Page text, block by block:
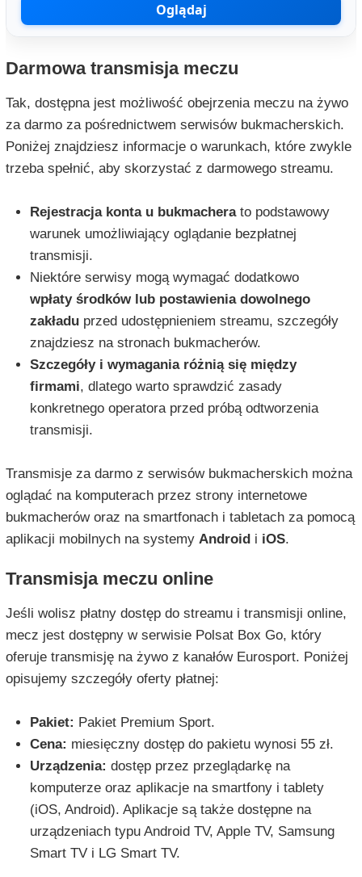
Oglądaj
Darmowa transmisja meczu
Tak, dostępna jest możliwość obejrzenia meczu na żywo
za darmo za pośrednictwem serwisów bukmacherskich.
Poniżej znajdziesz informacje o warunkach, które zwykle
trzeba spełnić, aby skorzystać z darmowego streamu.
Rejestracja konta u bukmacherato podstawowy
warunek umożliwiający oglądanie bezpłatnej
transmisji.
Niektóre serwisy mogą wymagać dodatkowo
wpłaty środków lub postawienia dowolnego
zakładuprzed udostępnieniem streamu, szczegóły
znajdziesz na stronach bukmacherów.
Szczegóły i wymagania różnią się między
firmami, dlatego warto sprawdzić zasady
konkretnego operatora przed próbą odtworzenia
transmisji.
Transmisje za darmo z serwisów bukmacherskich można
oglądać na komputerach przez strony internetowe
bukmacherów oraz na smartfonach i tabletach za pomocą
aplikacji mobilnych na systemy Android i iOS.
Transmisja meczu online
Jeśli wolisz płatny dostęp do streamu i transmisji online,
mecz jest dostępny w serwisie Polsat Box Go, który
oferuje transmisję na żywo z kanałów Eurosport. Poniżej
opisujemy szczegóły oferty płatnej:
Pakiet: Pakiet Premium Sport.
Cena: miesięczny dostęp do pakietu wynosi 55 zł.
Urządzenia: dostęp przez przeglądarkę na
komputerze oraz aplikacje na smartfony i tablety
(iOS, Android). Aplikacje są także dostępne na
urządzeniach typu Android TV, Apple TV, Samsung
Smart TV i LG Smart TV.